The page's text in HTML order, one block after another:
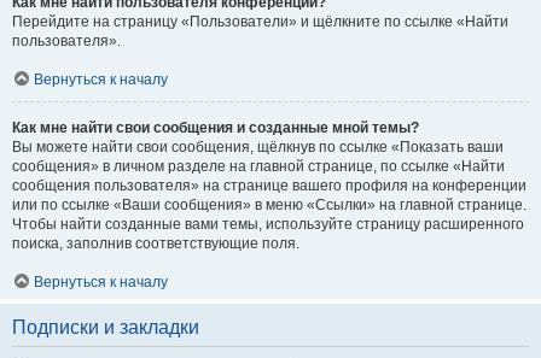
Перейдите на страницу «Пользователи» и щёлкните по ссылке «Найти
пользователя».
Вернуться к началу
Как мне найти свои сообщения и созданные мной темы?
Вы можете найти свои сообщения, щёлкнув по ссылке «Показать ваши
сообщения» в личном разделе на главной странице, по ссылке «Найти
сообщения пользователя» на странице вашего профиля на конференции
или по ссылке «Ваши сообщения» в меню «Ссылки» на главной странице.
Чтобы найти созданные вами темы, используйте страницу расширенного
поиска, заполнив соответствующие поля.
Вернуться к началу
Подписки и закладки